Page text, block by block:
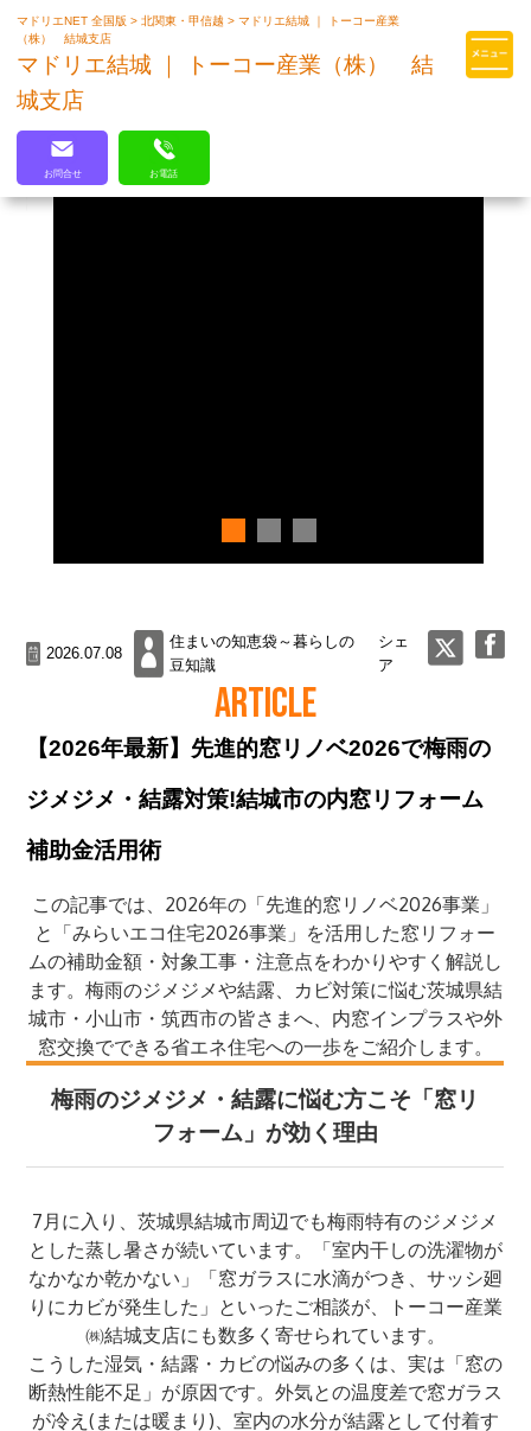
マドリエはLIXILの厳しい基準を
マドリエNET 全国版>北関東・甲信越>マドリエ結城 ｜ トーコー産業
（株） 結城支店
マドリエ結城 ｜ トーコー産業（株） 結
城支店
お問合せ お電話
2026.07.08
住まいの知恵袋～暮らしの
豆知識
シェ
ア
ARTICLE
【2026年最新】先進的窓リノベ2026で梅雨の
ジメジメ・結露対策!結城市の内窓リフォーム
補助金活用術